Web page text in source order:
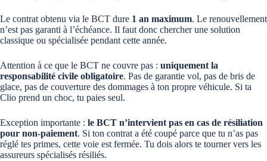
Le contrat obtenu via le BCT dure 1 an maximum. Le renouvellement
n’est pas garanti à l’échéance. Il faut donc chercher une solution
classique ou spécialisée pendant cette année.
Attention à ce que le BCT ne couvre pas : uniquement la
responsabilité civile obligatoire. Pas de garantie vol, pas de bris de
glace, pas de couverture des dommages à ton propre véhicule. Si ta
Clio prend un choc, tu paies seul.
Exception importante : le BCT n’intervient pas en cas de résiliation
pour non-paiement. Si ton contrat a été coupé parce que tu n’as pas
réglé tes primes, cette voie est fermée. Tu dois alors te tourner vers les
assureurs spécialisés résiliés.